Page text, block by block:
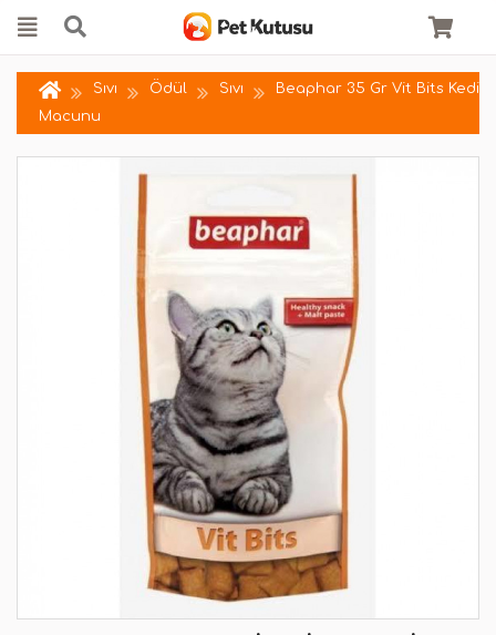
Sıvı Ödül Sıvı
Beaphar 35 Gr Vit Bits Kedi
Macunu